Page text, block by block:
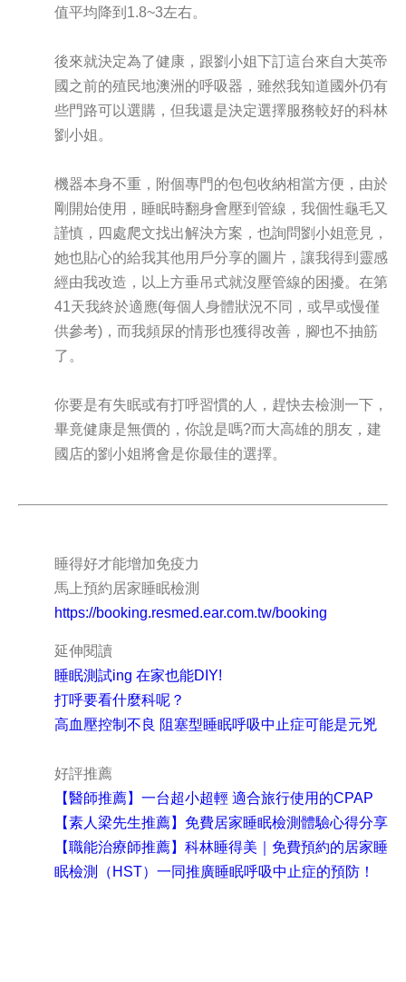
值平均降到1.8~3左右。
後來就決定為了健康，跟劉小姐下訂這台來自大英帝
國之前的殖民地澳洲的呼吸器，雖然我知道國外仍有
些門路可以選購，但我還是決定選擇服務較好的科林
劉小姐。
機器本身不重，附個專門的包包收納相當方便，由於
剛開始使用，睡眠時翻身會壓到管線，我個性龜毛又
謹慎，四處爬文找出解決方案，也詢問劉小姐意見，
她也貼心的給我其他用戶分享的圖片，讓我得到靈感
經由我改造，以上方垂吊式就沒壓管線的困擾。在第
41天我終於適應(每個人身體狀況不同，或早或慢僅
供參考)，而我頻尿的情形也獲得改善，腳也不抽筋
了。
你要是有失眠或有打呼習慣的人，趕快去檢測一下，
畢竟健康是無價的，你說是嗎?而大高雄的朋友，建
國店的劉小姐將會是你最佳的選擇。
睡得好才能增加免疫力
馬上預約居家睡眠檢測
https://booking.resmed.ear.com.tw/booking
延伸閱讀
睡眠測試ing 在家也能DIY!
打呼要看什麼科呢？
高血壓控制不良 阻塞型睡眠呼吸中止症可能是元兇
好評推薦
【醫師推薦】一台超小超輕 適合旅行使用的CPAP
【素人梁先生推薦】免費居家睡眠檢測體驗心得分享
【職能治療師推薦】科林睡得美｜免費預約的居家睡
眠檢測（HST）一同推廣睡眠呼吸中止症的預防！